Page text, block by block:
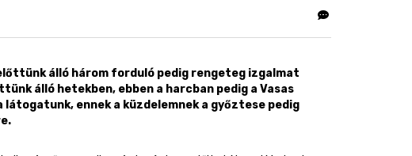
álló három forduló pedig rengeteg izgalmat
álló hetekben, ebben a harcban pedig a Vasas
ennek a küzdelemnek a győztese pedig